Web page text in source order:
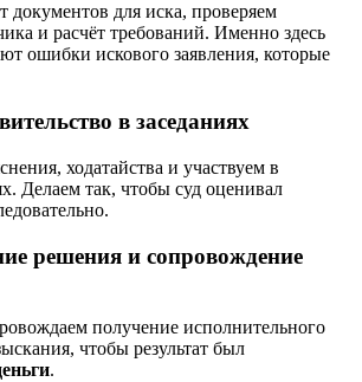
документов для иска, проверяем
и расчёт требований. Именно здесь
ошибки искового заявления, которые
в заседаниях
ходатайства и участвуем в
Делаем так, чтобы суд оценивал
решения и сопровождение
получение исполнительного
чтобы результат был
.